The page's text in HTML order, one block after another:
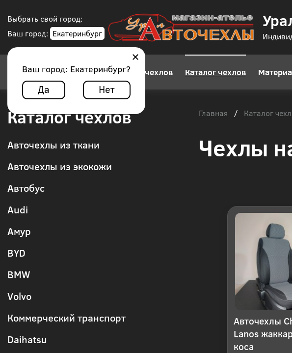
Выбрать свой город:
Ваш город: Екатеринбург
Ваш город: Екатеринбург?
Да Нет
Конструктор авточехлов Каталог чехлов
Каталог чехлов
Авточехлы из ткани
Авточехлы из экокожи
Автобус
Audi
Амур
BYD
BMW
Volvo
Коммерческий транспорт
Daihatsu
Главная / Каталог
Чехлы
Авточехлы
Lanos
коса